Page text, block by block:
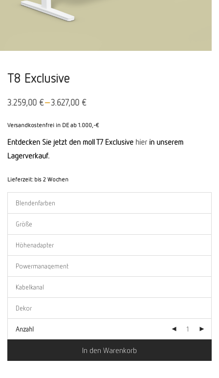
T8 Exclusive
3.259,00 €–3.627,00 €
Versandkostenfrei in DE ab 1.000,-€
Entdecken Sie jetzt den moll T7 Exclusive hier in unserem
Lagerverkauf.
Lieferzeit: bis 2 Wochen
Anzahl
In den Warenkorb